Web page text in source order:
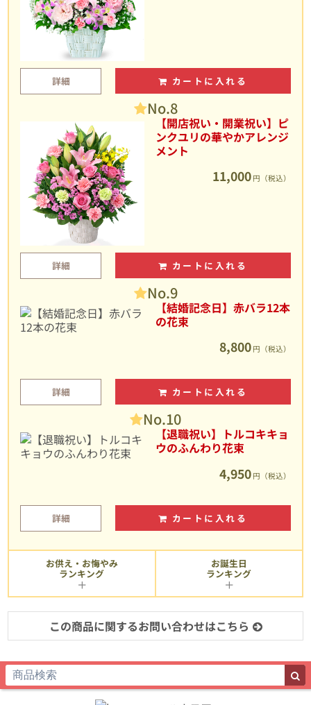
詳細 カートに入れる
No.8
【開店祝い・開業祝い】ピ
ンクユリの華やかアレンジ
メント
11,000 円（税込）
詳細 カートに入れる
No.9
【結婚記念日】赤バラ12本
の花束
8,800 円（税込）
詳細 カートに入れる
No.10
【退職祝い】トルコキキョ
ウのふんわり花束
4,950 円（税込）
詳細 カートに入れる
お供え・お悔やみ
ランキング
お誕生日
ランキング
この商品に関するお問い合わせはこちら